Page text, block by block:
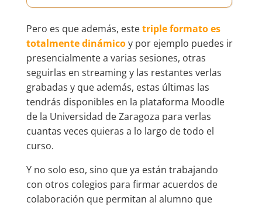
Pero es que además, estetriple formato es
totalmente dinámicoy por ejemplo puedes ir
presencialmente a varias sesiones, otras
seguirlas en streaming y las restantes verlas
grabadas y que además, estas últimas las
tendrás disponibles en la plataforma Moodle
de la Universidad de Zaragoza para verlas
cuantas veces quieras a lo largo de todo el
curso.
Y no solo eso, sino que ya están trabajando
con otros colegios para firmar acuerdos de
colaboración que permitan al alumno que